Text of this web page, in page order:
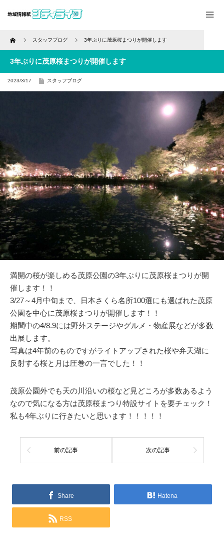
Home スタッフブログ 3年ぶりに茂原桜まつりが開催します
3年ぶりに茂原桜まつりが開催します
2023/3/17 スタッフブログ
満開の桜が楽しめる茂原公園の3年ぶりに茂原桜まつりが開
催します！！
3/27～4月中旬まで、日本さくら名所100選にも選ばれた茂原
公園を中心に茂原桜まつりが開催します！！
期間中の4/8.9には野外ステージやグルメ・物産展などが多数
出展します。
写真は4年前のものですがライトアップされた桜や弁天湖に
反射する桜と月は圧巻の一言でした！！
茂原公園外でも天の川沿いの桜など見どころが多数あるよう
なので気になる方は茂原桜まつり特設サイトを要チェック！
私も4年ぶりに行きたいと思います！！！！！
前の記事 次の記事
Share Hatena
RSS